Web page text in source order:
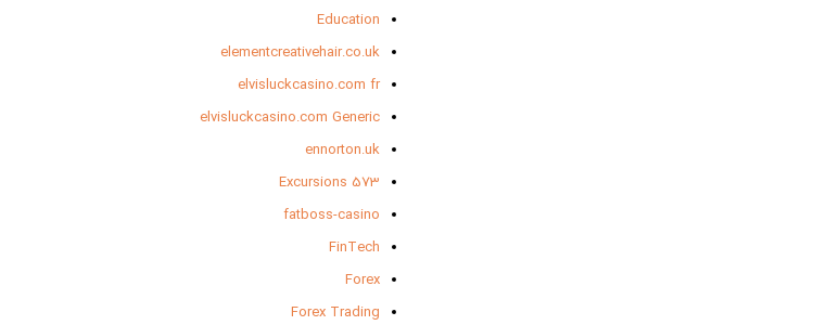
Education
elementcreativehair.co.uk
elvisluckcasino.com fr
elvisluckcasino.com Generic
ennorton.uk
Excursions 573
fatboss-casino
FinTech
Forex
Forex Trading